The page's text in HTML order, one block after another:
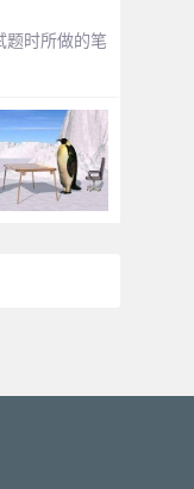
题时所做的笔